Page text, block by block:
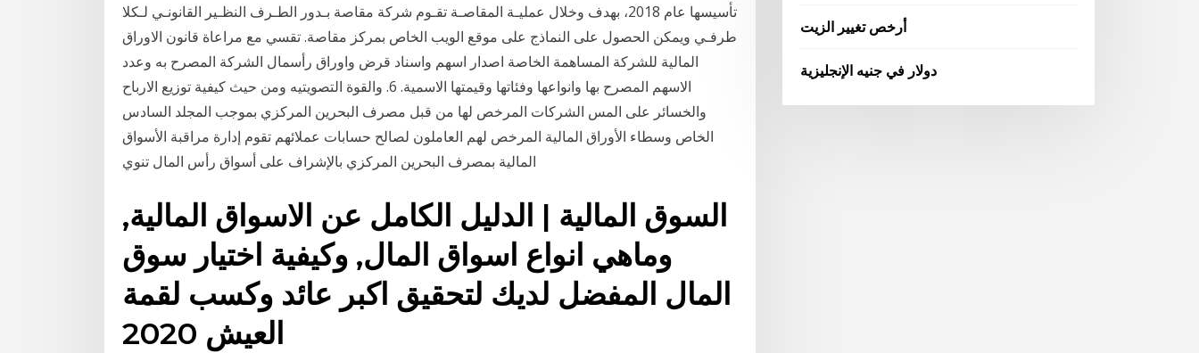
تأسيسها عام 2018، بهدف وخلال عمليـة المقاصـة تقـوم شركة مقاصة بـدور الطـرف النظـير القانونـي لـكلا
طرفـي ويمكن الحصول على النماذج على موقع الويب الخاص بمركز مقاصة. تقسي مع مراعاة قانون الاوراق
المالية للشركة المساهمة الخاصة اصدار اسهم واسناد قرض واوراق رأسمال الشركة المصرح به وعدد
الاسهم المصرح بها وانواعها وفئاتها وقيمتها الاسمية. 6. والقوة التصويتيه ومن حيث كيفية توزيع الارباح
والخسائر على المس الشركات المرخص لها من قبل مصرف البحرين المركزي بموجب المجلد السادس
الخاص وسطاء الأوراق المالية المرخص لهم العاملون لصالح حسابات عملائهم تقوم إدارة مراقبة الأسواق
المالية بمصرف البحرين المركزي بالإشراف على أسواق رأس المال تنوي
السوق المالية | الدليل الكامل عن الاسواق المالية,
وماهي انواع اسواق المال, وكيفية اختيار سوق
المال المفضل لديك لتحقيق اكبر عائد وكسب لقمة
العيش 2020
أرخص تغيير الزيت
دولار في جنيه الإنجليزية